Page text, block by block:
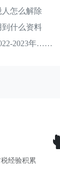
怎么解除
什么资料
2023年……
经验积累